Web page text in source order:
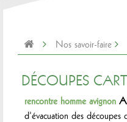
Nos savoir-faire
DÉCOUPES
rencontre homme avignon
d’évacuation des découpes